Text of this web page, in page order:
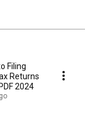
Filing
Returns
2024